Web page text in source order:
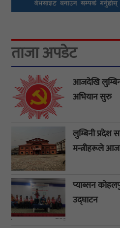
ताजा अपडेट
आजदेखि
अभियान सुरु
लुम्बिनी प्रदेश
मन्त्रीहरूले आज
प्याब्सन
उद्घाटन